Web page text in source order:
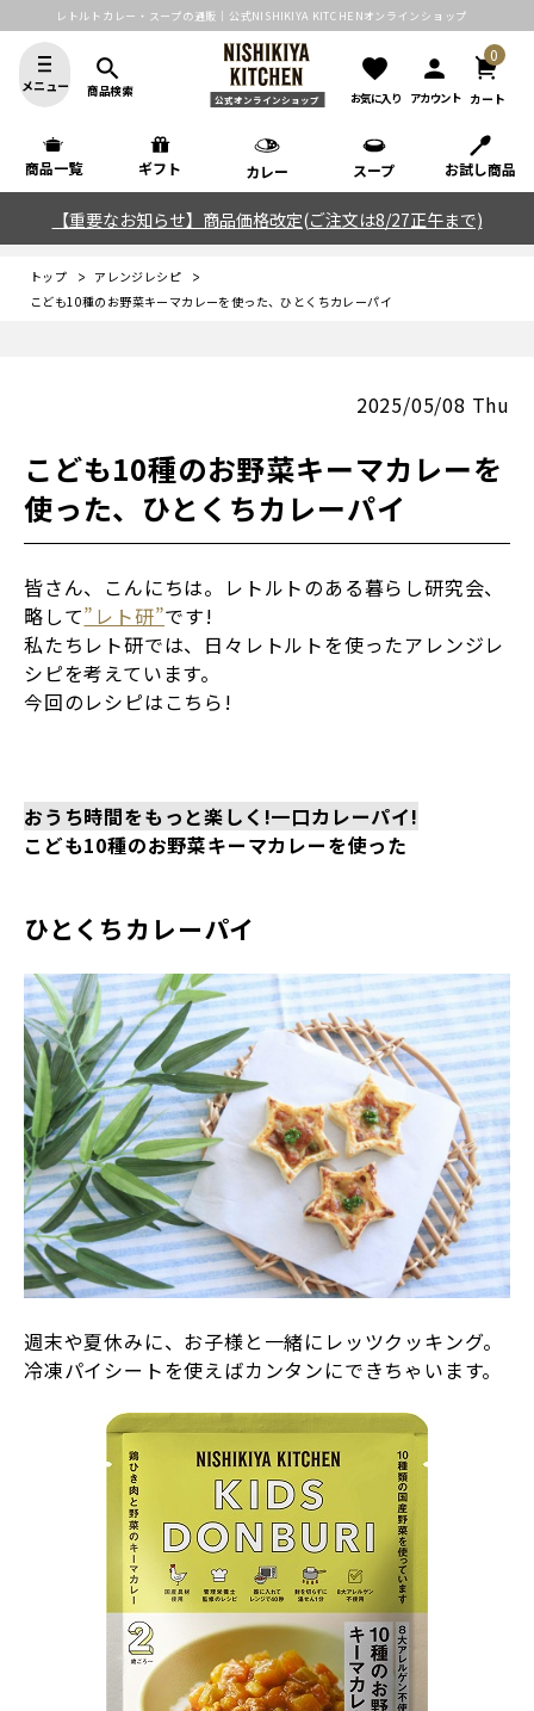
レトルトカレー・スープの通販｜公式NISHIKIYA KITCHENオンラインショップ
メニュー
search
商品検索
公式オンラインショップ
favorite
お気に入り
person
アカウント カート
0
商品一覧 ギフト カレー スープ お試し商品
【重要なお知らせ】商品価格改定(ご注文は8/27正午まで)
トップ
アレンジレシピ
こども10種のお野菜キーマカレーを使った、ひとくちカレーパイ
2025/05/08 Thu
こども10種のお野菜キーマカレーを
使った、ひとくちカレーパイ
皆さん、こんにちは。レトルトのある暮らし研究会、
略して”レト研”です!
私たちレト研では、日々レトルトを使ったアレンジレ
シピを考えています。
今回のレシピはこちら!
おうち時間をもっと楽しく!一口カレーパイ!
こども10種のお野菜キーマカレーを使った
ひとくちカレーパイ
週末や夏休みに、お子様と一緒にレッツクッキング。
冷凍パイシートを使えばカンタンにできちゃいます。